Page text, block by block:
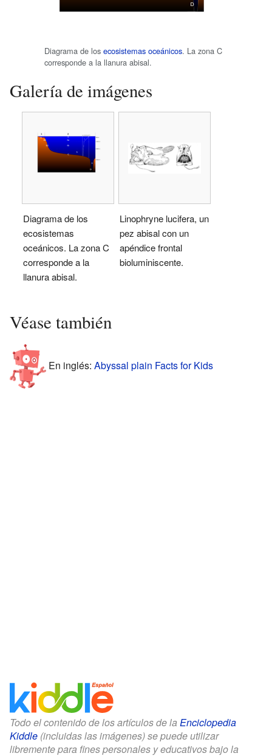
Diagrama de los ecosistemas oceánicos. La zona C
corresponde a la llanura abisal.
Galería de imágenes
Diagrama de los
ecosistemas
oceánicos. La zona C
corresponde a la
llanura abisal.
Linophryne lucifera, un
pez abisal con un
apéndice frontal
bioluminiscente.
Véase también
En inglés: Abyssal plain Facts for Kids
Todo el contenido de los artículos de la Enciclopedia
Kiddle (incluidas las imágenes) se puede utilizar
libremente para fines personales y educativos bajo la